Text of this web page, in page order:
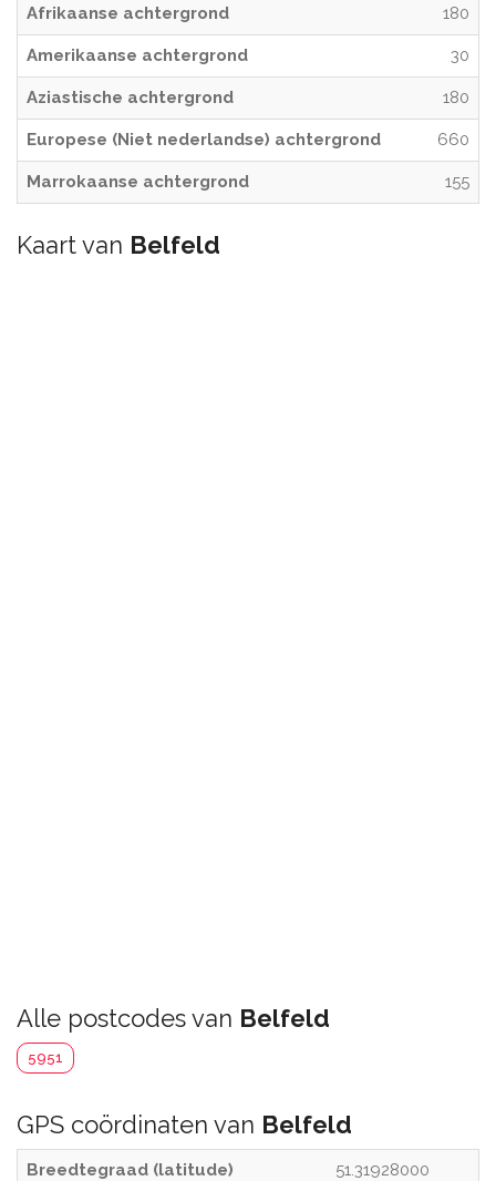
Afrikaanse achtergrond 180
Amerikaanse achtergrond 30
Aziastische achtergrond 180
Europese (Niet nederlandse) achtergrond 660
Marrokaanse achtergrond 155
Kaart van Belfeld
Alle postcodes van Belfeld
5951
GPS coördinaten van Belfeld
Breedtegraad (latitude) 51.31928000